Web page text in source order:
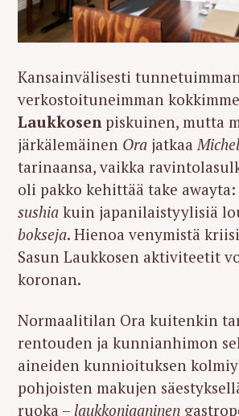
Kansainvälisesti
verkostoituneimman
Laukkosenpiskuinen, mutta
järkälemäinen Ora jatkaa
tarinaansa, vaikka
oli pakko kehittää take
sushia kuin japanilaistyylisiä
bokseja. Hienoa venymistä
Sasun Laukkosen aktiviteetit
koronan.
Normaalitilan Ora kuitenkin
rentouden ja kunnianhimon
aineiden kunnioituksen
pohjoisten makujen
ruoka – laukkoniaaninen